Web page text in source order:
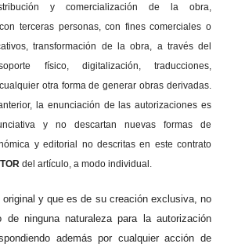
y comercialización de la obra,
terceras personas, con fines comerciales o
transformación de la obra, a través del
físico, digitalización, traducciones,
otra forma de generar obras derivadas.
la enunciación de las autorizaciones es
y no descartan nuevas formas de
y editorial no descritas en este contrato
del artículo, a modo individual.
y que es de su creación exclusiva, no
de ninguna naturaleza para la autorización
además por cualquier acción de